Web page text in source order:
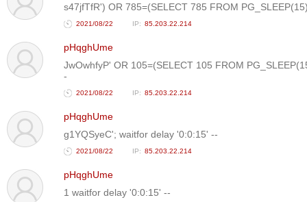
s47jfTfR') OR 785=(SELECT 785 FROM
2021/08/22 85.203.22.214
pHqghUme
JwOwhfyP' OR 105=(SELECT 105 FROM
-
2021/08/22 85.203.22.214
pHqghUme
g1YQSyeC'; waitfor delay '0:0:15' --
2021/08/22 85.203.22.214
pHqghUme
1 waitfor delay '0:0:15' --